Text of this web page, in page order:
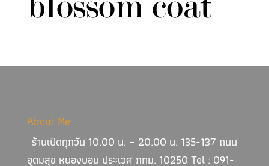
About Me
ร้านเปิดทุกวัน 10.00 น. – 20.00 น. 135-137 ถนน
อุดมสุข หนองบอน ประเวศ กทม. 10250 Tel : 091-